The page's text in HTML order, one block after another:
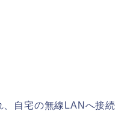
自宅の無線LANへ接続